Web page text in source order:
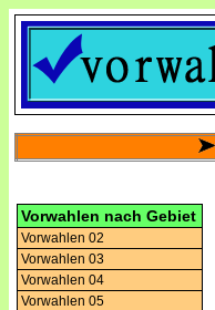
Vorwahlen nach Gebiet
Vorwahlen 02
Vorwahlen 03
Vorwahlen 04
Vorwahlen 05